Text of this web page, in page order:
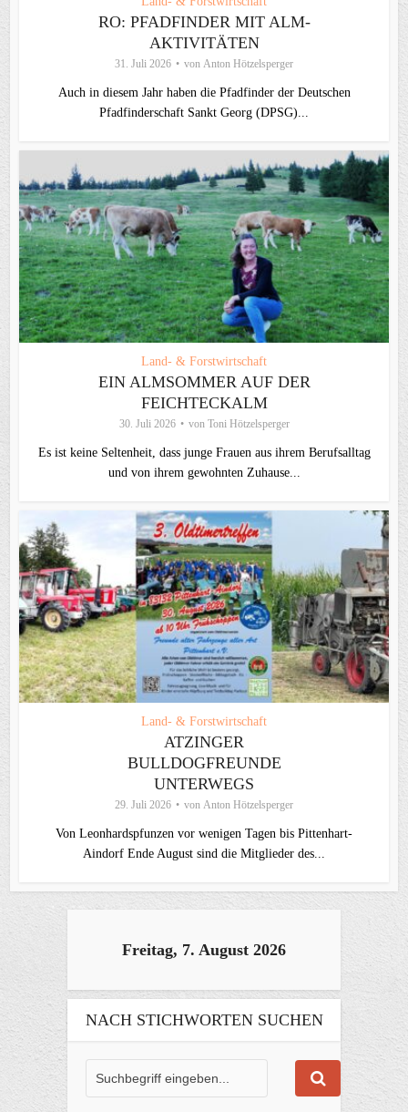
RO: PFADFINDER MIT ALM-
AKTIVITÄTEN
31. Juli 2026 von Anton Hötzelsperger
Auch in diesem Jahr haben die Pfadfinder der Deutschen
Pfadfinderschaft Sankt Georg (DPSG)...
Land- & Forstwirtschaft
EIN ALMSOMMER AUF DER
FEICHTECKALM
30. Juli 2026 von Toni Hötzelsperger
Es ist keine Seltenheit, dass junge Frauen aus ihrem Berufsalltag
und von ihrem gewohnten Zuhause...
Land- & Forstwirtschaft
ATZINGER
BULLDOGFREUNDE
UNTERWEGS
29. Juli 2026 von Anton Hötzelsperger
Von Leonhardspfunzen vor wenigen Tagen bis Pittenhart-
Aindorf Ende August sind die Mitglieder des...
Freitag, 7. August 2026
NACH STICHWORTEN SUCHEN